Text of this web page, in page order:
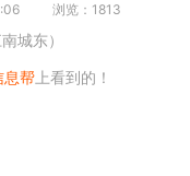
浏览：1813
城东）
息帮 上看到的！